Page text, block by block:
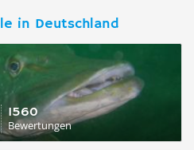
in Deutschland
1560
Bewertungen